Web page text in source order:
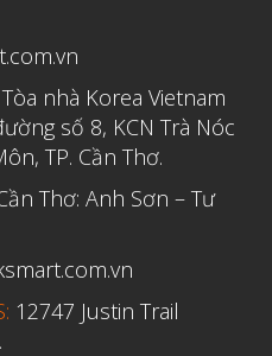
Aerospace
Automotive
Giải pháp
Giải pháp ô tô
Tòa nhà Korea Vietnam
số 8, KCN Trà Nóc
TP. Cần Thơ.
Thơ: Anh Sơn – Tư
12747 Justin Trail